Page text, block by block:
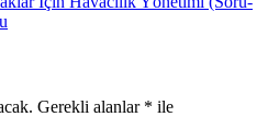
Gerekli alanlar * ile